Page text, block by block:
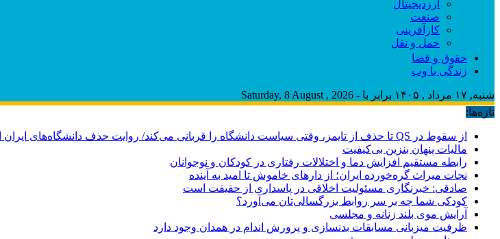
ارزدیجیتال
صنعت
کارآفرینی
حمل و نقل
حقوق و قضا
زندگی با وب
شنبه, ۱۷ مرداد , ۱۴۰۵ برابر با - Saturday, 8 August , 2026
تازه‌ها:
از سقوط در QS تا حذف از تایمز، وقتی سیاست دانشگاه را قربانی می‌کند/ روایت حذف دانشگاه‌های ایران از رتبه‌بندی‌های جهانی
مالیات پنهان بنزین بی‌کیفیت
رابطه مستقیم افزایش دما و اختلالات رفتاری در کودکان و نوجوانان
نجات میراث گره‌خورده ایران؛ از دارهای خاموش تا امید به آینده
صادقی: خبرنگاری مسئولیت اخلاقی در پاسداری از حقیقت است
کودکی شما چه بر سر روابط بزرگسالی‌تان می‌آورد؟
آرایش موی بلند زنانه و مجلسی
ظرفیت میزبانی مسابقات بدنسازی و پرورش اندام در همدان وجود دارد